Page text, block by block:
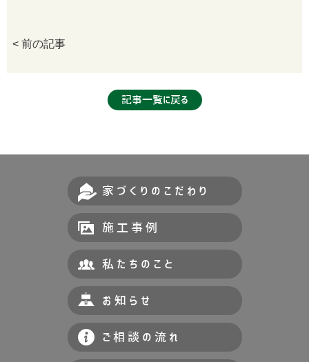
< 前の記事
記事一覧に戻る
家づくりのこだわり
施工事例
私たちのこと
お知らせ
ご相談の流れ